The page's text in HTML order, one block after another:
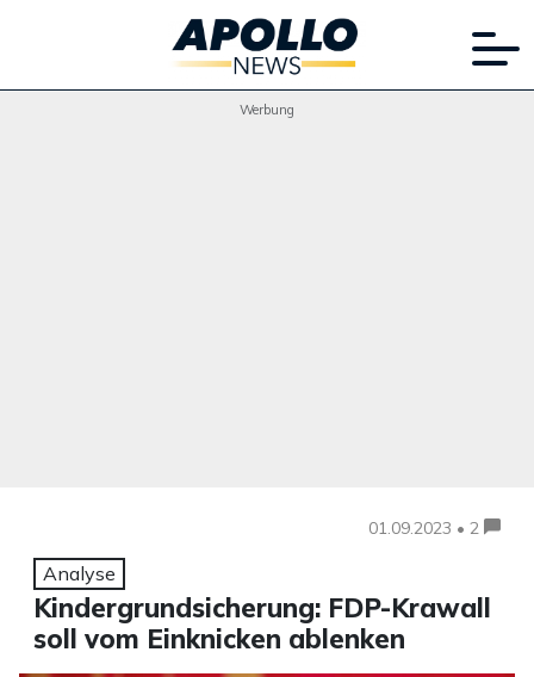
Werbung
01.09.2023 • 2
Analyse
Kindergrundsicherung: FDP-Krawall
soll vom Einknicken ablenken